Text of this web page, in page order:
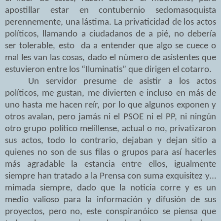
apostillar estar en contubernio sedomasoquista
perennemente, una lástima. La privaticidad de los actos
políticos, llamando a ciudadanos de a pié, no debería
ser tolerable, esto da a entender que algo se cuece o
mal les van las cosas, dado el número de asistentes que
estuvieron entre los “Iluminatis” que dirigen el cotarro.
Un servidor presume de asistir a los actos
políticos, me gustan, me divierten e incluso en más de
uno hasta me hacen reír, por lo que algunos exponen y
otros avalan, pero jamás ni el PSOE ni el PP, ni ningún
otro grupo político melillense, actual o no, privatizaron
sus actos, todo lo contrario, dejaban y dejan sitio a
quienes no son de sus filas o grupos para así hacerles
más agradable la estancia entre ellos, igualmente
siempre han tratado a la Prensa con suma exquisitez y…
mimada siempre, dado que la noticia corre y es un
medio valioso para la información y difusión de sus
proyectos, pero no, este conspiranóico se piensa que